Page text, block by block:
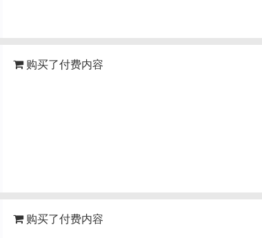
购买了付费内容
购买了付费内容